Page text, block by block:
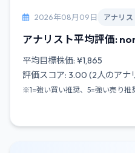
2026年08月09日 アナリス
アナリスト平均評価:
平均目標株価: ¥1,865
評価スコア: 3.00 (2人のアナ
※1=強い買い推奨、5=強い売り推